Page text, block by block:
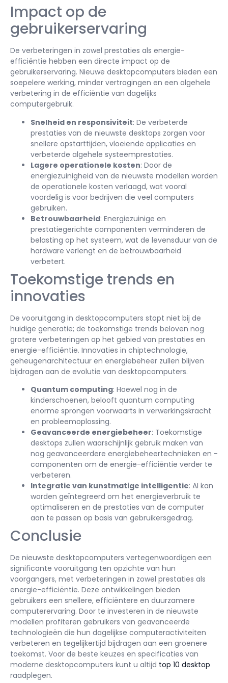
Impact op de
gebruikerservaring
De verbeteringen in zowel prestaties als energie-
efficiëntie hebben een directe impact op de
gebruikerservaring. Nieuwe desktopcomputers bieden een
soepelere werking, minder vertragingen en een algehele
verbetering in de efficiëntie van dagelijks
computergebruik.
Snelheid en responsiviteit: De verbeterde
prestaties van de nieuwste desktops zorgen voor
snellere opstarttijden, vloeiende applicaties en
verbeterde algehele systeemprestaties.
Lagere operationele kosten: Door de
energiezuinigheid van de nieuwste modellen worden
de operationele kosten verlaagd, wat vooral
voordelig is voor bedrijven die veel computers
gebruiken.
Betrouwbaarheid: Energiezuinige en
prestatiegerichte componenten verminderen de
belasting op het systeem, wat de levensduur van de
hardware verlengt en de betrouwbaarheid
verbetert.
Toekomstige trends en
innovaties
De vooruitgang in desktopcomputers stopt niet bij de
huidige generatie; de toekomstige trends beloven nog
grotere verbeteringen op het gebied van prestaties en
energie-efficiëntie. Innovaties in chiptechnologie,
geheugenarchitectuur en energiebeheer zullen blijven
bijdragen aan de evolutie van desktopcomputers.
Quantum computing: Hoewel nog in de
kinderschoenen, belooft quantum computing
enorme sprongen voorwaarts in verwerkingskracht
en probleemoplossing.
Geavanceerde energiebeheer: Toekomstige
desktops zullen waarschijnlijk gebruik maken van
nog geavanceerdere energiebeheertechnieken en -
componenten om de energie-efficiëntie verder te
verbeteren.
Integratie van kunstmatige intelligentie: AI kan
worden geïntegreerd om het energieverbruik te
optimaliseren en de prestaties van de computer
aan te passen op basis van gebruikersgedrag.
Conclusie
De nieuwste desktopcomputers vertegenwoordigen een
significante vooruitgang ten opzichte van hun
voorgangers, met verbeteringen in zowel prestaties als
energie-efficiëntie. Deze ontwikkelingen bieden
gebruikers een snellere, efficiëntere en duurzamere
computerervaring. Door te investeren in de nieuwste
modellen profiteren gebruikers van geavanceerde
technologieën die hun dagelijkse computeractiviteiten
verbeteren en tegelijkertijd bijdragen aan een groenere
toekomst. Voor de beste keuzes en specificaties van
moderne desktopcomputers kunt u altijd top 10 desktop
raadplegen.